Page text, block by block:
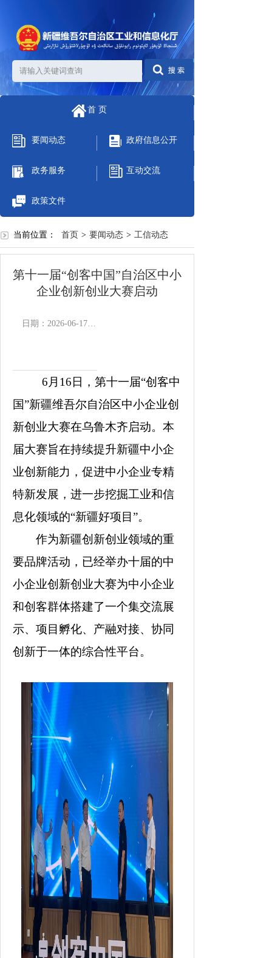
首 页
要闻动态 政府信息公开
政务服务 互动交流
政策文件
当前位置： 首页 > 要闻动态 > 工信动态
第十一届“创客中国”自治区中小
企业创新创业大赛启动
6月16日，第十一届“创客中
国”新疆维吾尔自治区中小企业创
新创业大赛在乌鲁木齐启动。本
届大赛旨在持续提升新疆中小企
业创新能力，促进中小企业专精
特新发展，进一步挖掘工业和信
息化领域的“新疆好项目”。
作为新疆创新创业领域的重
要品牌活动，已经举办十届的中
小企业创新创业大赛为中小企业
和创客群体搭建了一个集交流展
示、项目孵化、产融对接、协同
创新于一体的综合性平台。